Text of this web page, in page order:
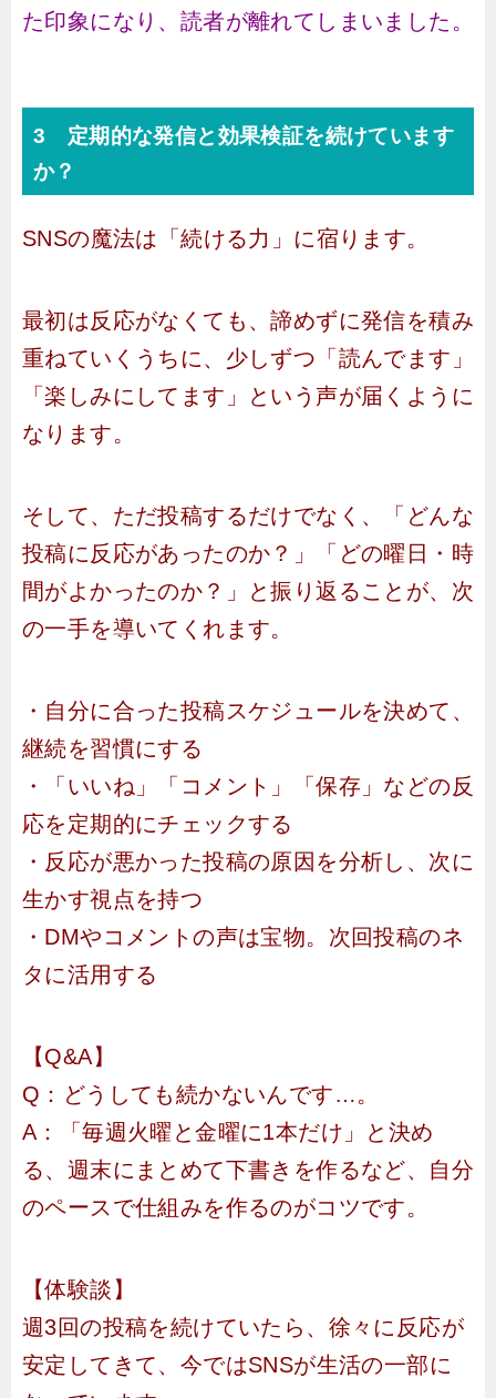
た印象になり、読者が離れてしまいました。
3 定期的な発信と効果検証を続けています
か？
SNSの魔法は「続ける力」に宿ります。
最初は反応がなくても、諦めずに発信を積み
重ねていくうちに、少しずつ「読んでます」
「楽しみにしてます」という声が届くように
なります。
そして、ただ投稿するだけでなく、「どんな
投稿に反応があったのか？」「どの曜日・時
間がよかったのか？」と振り返ることが、次
の一手を導いてくれます。
・自分に合った投稿スケジュールを決めて、
継続を習慣にする
・「いいね」「コメント」「保存」などの反
応を定期的にチェックする
・反応が悪かった投稿の原因を分析し、次に
生かす視点を持つ
・DMやコメントの声は宝物。次回投稿のネ
タに活用する
【Q&A】
Q：どうしても続かないんです…。
A：「毎週火曜と金曜に1本だけ」と決め
る、週末にまとめて下書きを作るなど、自分
のペースで仕組みを作るのがコツです。
【体験談】
週3回の投稿を続けていたら、徐々に反応が
安定してきて、今ではSNSが生活の一部に